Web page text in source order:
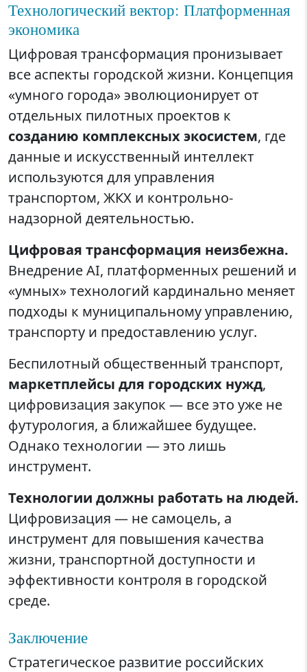
Технологический вектор: Платформенная
экономика
Цифровая трансформация пронизывает
все аспекты городской жизни. Концепция
«умного города» эволюционирует от
отдельных пилотных проектов к
созданию комплексных экосистем, где
данные и искусственный интеллект
используются для управления
транспортом, ЖКХ и контрольно-
надзорной деятельностью.
Цифровая трансформация неизбежна.
Внедрение AI, платформенных решений и
«умных» технологий кардинально меняет
подходы к муниципальному управлению,
транспорту и предоставлению услуг.
Беспилотный общественный транспорт,
маркетплейсы для городских нужд,
цифровизация закупок — все это уже не
футурология, а ближайшее будущее.
Однако технологии — это лишь
инструмент.
Технологии должны работать на людей.
Цифровизация — не самоцель, а
инструмент для повышения качества
жизни, транспортной доступности и
эффективности контроля в городской
среде.
Заключение
Стратегическое развитие российских